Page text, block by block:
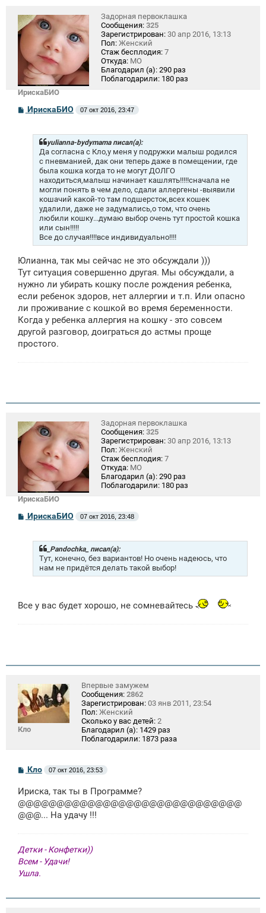
ИрискаБИО
Задорная первоклашка
Сообщения: 325
Зарегистрирован: 30 апр 2016, 13:13
Пол: Женский
Стаж бесплодия: 7
Откуда: МО
Благодарил (а): 290 раз
Поблагодарили: 180 раз
СИрискаБИО 07 окт 2016, 23:47
yulianna-bydymama писал(а):
Да согласна с Кло,у меня у подружки малыш родился
с пневманией, дак они теперь даже в помещении, где
была кошка когда то не могут ДОЛГО
находиться,малыш начинает кашлять!!!!!сначала не
могли понять в чем дело, сдали аллергены -выявили
кошачий какой-то там подшерсток,всех кошек
удалили, даже не задумались,о том, что очень
любили кошку...думаю выбор очень тут простой кошка
или сын!!!!!
Все до случая!!!!все индивидуально!!!!
Юлианна, так мы сейчас не это обсуждали )))
Тут ситуация совершенно другая. Мы обсуждали, а
нужно ли убирать кошку после рождения ребенка,
если ребенок здоров, нет аллергии и т.п. Или опасно
ли проживание с кошкой во время беременности.
Когда у ребенка аллергия на кошку - это совсем
другой разговор, доиграться до астмы проще
простого.
ИрискаБИО
Задорная первоклашка
Сообщения: 325
Зарегистрирован: 30 апр 2016, 13:13
Пол: Женский
Стаж бесплодия: 7
Откуда: МО
Благодарил (а): 290 раз
Поблагодарили: 180 раз
СИрискаБИО 07 окт 2016, 23:48
_Pandochka_ писал(а):
Тут, конечно, без вариантов! Но очень надеюсь, что
нам не придётся делать такой выбор!
Все у вас будет хорошо, не сомневайтесь
Кло
Впервые замужем
Сообщения: 2862
Зарегистрирован: 03 янв 2011, 23:54
Пол: Женский
Сколько у вас детей: 2
Благодарил (а): 1429 раз
Поблагодарили: 1873 раза
С
о
б
щ
е
н
Кло 07 окт 2016, 23:53
Ириска, так ты в Программе?
@@@@@@@@@@@@@@@@@@@@@@@@@@@@@
@@@... На удачу !!!
Детки - Конфетки))
Всем - Удачи!
Ушла.